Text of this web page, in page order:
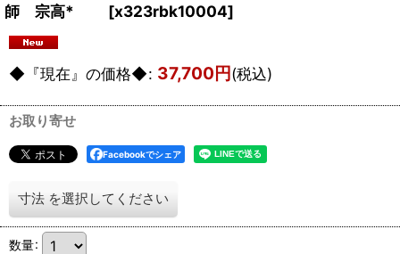
師 宗高*
[x323rbk10004]
◆『現在』の価格◆: 37,700円(税込)
お取り寄せ
Facebookでシェア
寸法 を選択してください
数量: